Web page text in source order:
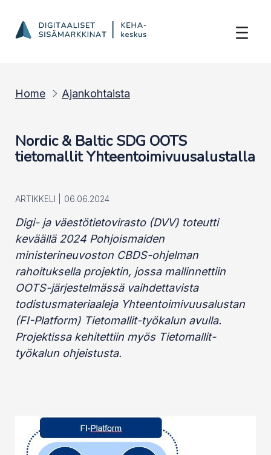
Home Ajankohtaista
ARTIKKELI | 06.06.2024
Nordic & Baltic SDG OOTS
tietomallit Yhteentoimivuusalustalla
Digi- ja väestötietovirasto (DVV) toteutti
keväällä 2024 Pohjoismaiden
ministerineuvoston CBDS-ohjelman
rahoituksella projektin, jossa mallinnettiin
OOTS-järjestelmässä vaihdettavista
todistusmateriaaleja Yhteentoimivuusalustan
(FI-Platform) Tietomallit-työkalun avulla.
Projektissa kehitettiin myös Tietomallit-
työkalun ohjeistusta.